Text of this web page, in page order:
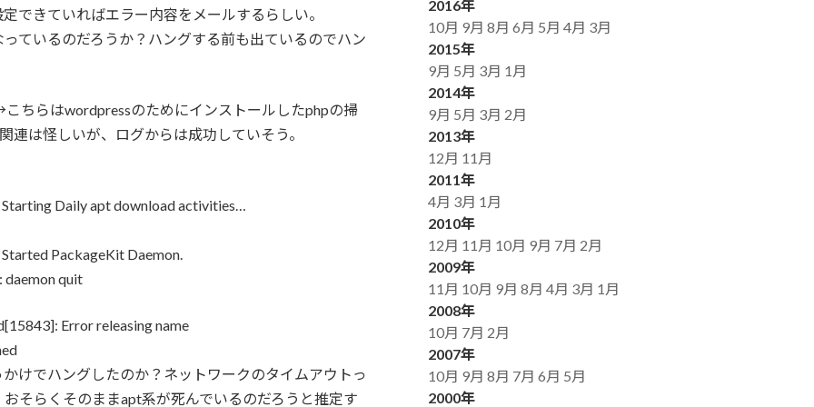
できていればエラー内容をメールするらしい。
ているのだろうか？ハングする前も出ているのでハン
ちらはwordpressのためにインストールしたphpの掃
は怪しいが、ログからは成功していそう。
Daily apt download activities…
PackageKit Daemon.
quit
Error releasing name
けでハングしたのか？ネットワークのタイムアウトっ
そらくそのままapt系が死んでいるのだろうと推定す
2016年
10月 9月8月6月 5月4月 3月
2015年
9月 5月 3月 1月
2014年
9月 5月 3月 2月
2013年
12月 11月
2011年
4月 3月 1月
2010年
12月 11月 10月 9月 7月 2月
2009年
11月 10月 9月8月4月 3月 1月
2008年
10月 7月 2月
2007年
10月 9月8月 7月6月 5月
2000年